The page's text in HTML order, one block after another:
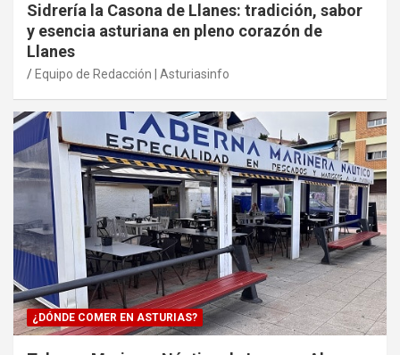
Sidrería la Casona de Llanes: tradición, sabor
y esencia asturiana en pleno corazón de
Llanes
Equipo de Redacción | Asturiasinfo
¿DÓNDE COMER EN ASTURIAS?